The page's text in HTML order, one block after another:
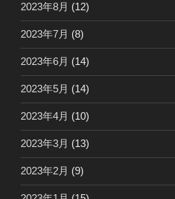
2023年8月 (12)
2023年7月 (8)
2023年6月 (14)
2023年5月 (14)
2023年4月 (10)
2023年3月 (13)
2023年2月 (9)